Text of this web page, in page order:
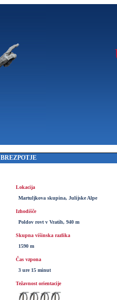
BREZPOTJE
Lokacija
Martuljkova skupina, Julijske Alpe
Izhodišče
Poldov rovt v Vratih, 940 m
Skupna višinska razlika
1590 m
Čas vzpona
3 ure 15 minut
Težavnost orientacije